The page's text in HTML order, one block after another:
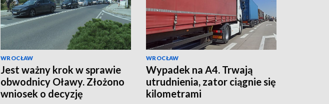
WROCŁAW
Jest ważny krok w sprawie
obwodnicy Oławy. Złożono
wniosek o decyzję
WROCŁAW
Wypadek na A4. Trwają
utrudnienia, zator ciągnie się
kilometrami